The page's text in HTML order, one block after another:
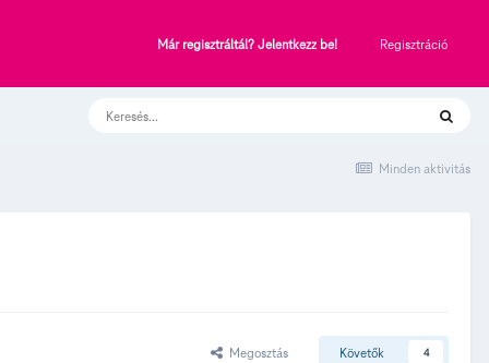
Már regisztráltál? Jelentkezz be! Regisztráció
Minden aktivitás
Megosztás Követők 4